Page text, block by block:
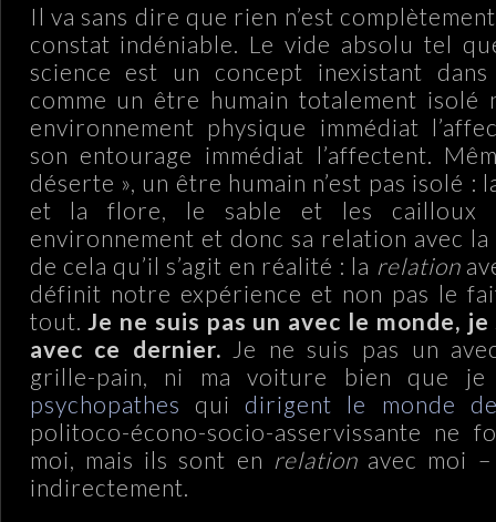
Il va sans dire que rien n’est
constat indéniable. Le vide absolu tel
science est un concept inexistant
comme un être humain totalement isolé
environnement physique immédiat
son entourage immédiat l’affectent.
déserte », un être humain n’est pas isolé :
et la flore, le sable et les cailloux
environnement et donc sa relation avec la
de cela qu’il s’agit en réalité : la relation
définit notre expérience et non pas le
tout. Je ne suis pas un avec le monde,
avec ce dernier. Je ne suis pas un
grille-pain, ni ma voiture bien que je
psychopathes qui dirigent le monde
politoco-écono-socio-asservissante ne
moi, mais ils sont en relationavec moi –
indirectement.